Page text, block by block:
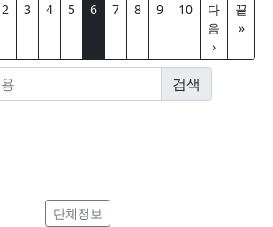
2 3 4 5 6 7 8 9 10
다
음
›
끝
»
단체정보